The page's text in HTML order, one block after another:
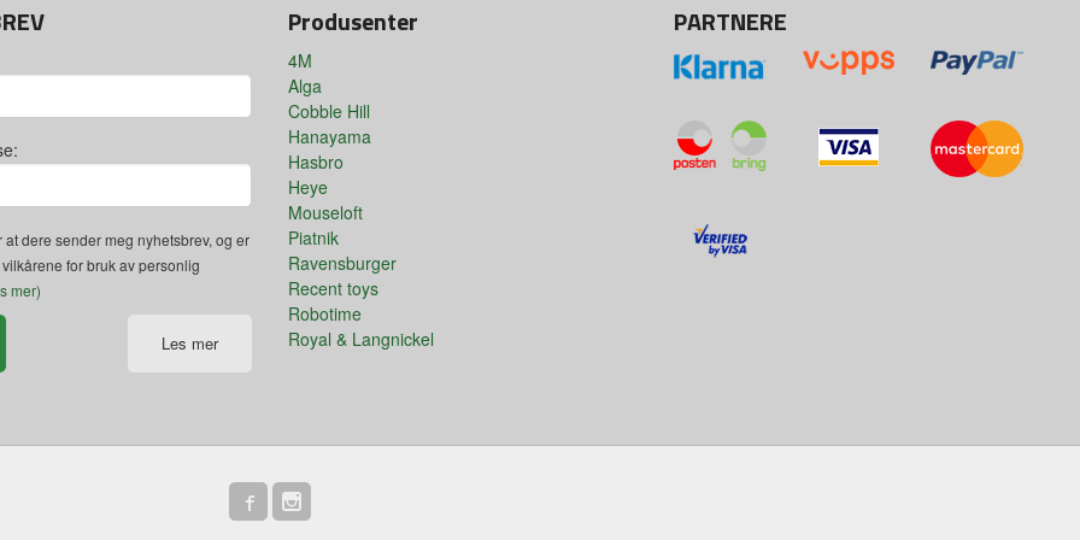
at dere sender meg nyhetsbrev, og er
for bruk av personlig
mer)
Les mer
Produsenter
4M
Alga
Cobble Hill
Hanayama
Hasbro
Heye
Mouseloft
Piatnik
Ravensburger
Recent toys
Robotime
Royal & Langnickel
PARTNERE